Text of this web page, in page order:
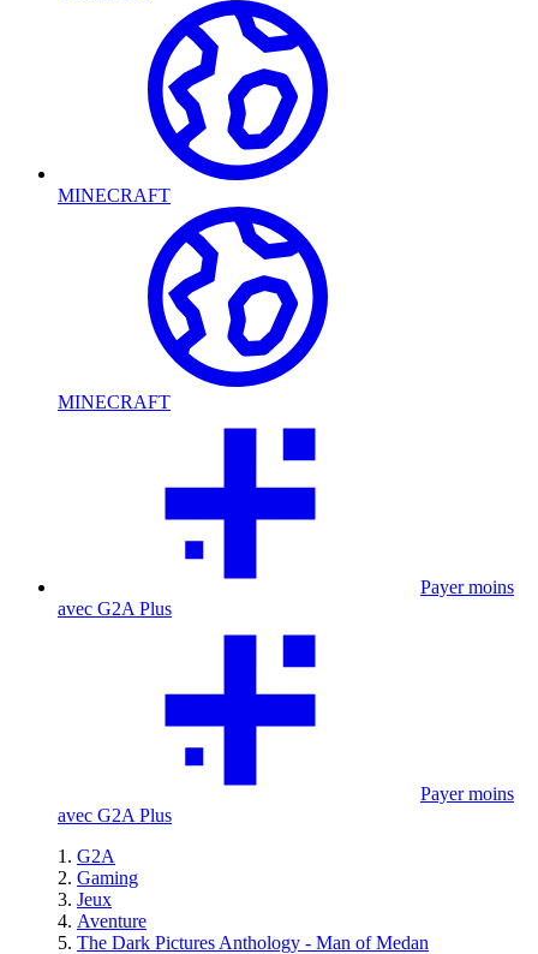
MINECRAFT
MINECRAFT
Payer moins
avec G2A Plus
Payer moins
avec G2A Plus
G2A
Gaming
Jeux
Aventure
The Dark Pictures Anthology - Man of Medan